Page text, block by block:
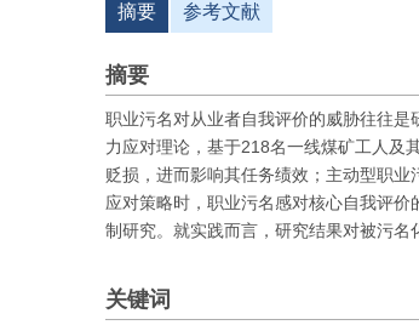
摘要 参考文献
摘要
职业污名对从业者自我评价的威胁往往
力应对理论，基于218名一线煤矿工人及
贬损，进而影响其任务绩效；主动型职
应对策略时，职业污名感对核心自我评
制研究。就实践而言，研究结果对被污名
关键词